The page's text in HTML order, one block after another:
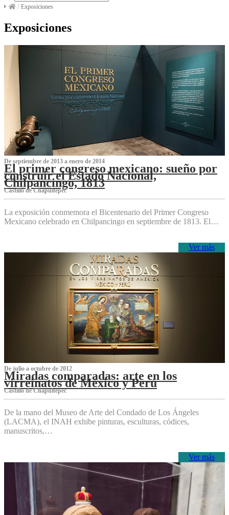
/ Exposiciones
Exposiciones
De septiembre de 2013 a enero de 2014
El primer congreso mexicano: sueño por
construir el Estado Nacional,
Chilpancingo, 1813
Castillo de Chapultepec
La exposición conmemora el Bicentenario del Primer Congreso
Mexicano celebrado en Chilpancingo en septiembre de 1813. El…
Ver más
De julio a octubre de 2012
Miradas comparadas: arte en los
virreinatos de México y Perú
Castillo de Chapultepec
De la mano del Museo de Arte del Condado de Los Ángeles
(LACMA), el INAH exhibe pinturas, esculturas, códices,
manuscritos,…
Ver más